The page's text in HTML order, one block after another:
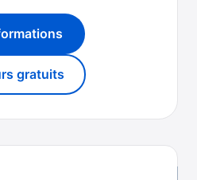
gratuits